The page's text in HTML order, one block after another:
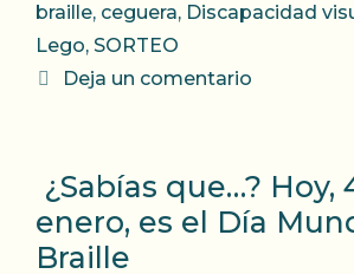
braille, ceguera, Discapacidad
Lego, SORTEO
Deja un comentario
¿Sabías que…? Hoy,
enero, es el Día
Braille